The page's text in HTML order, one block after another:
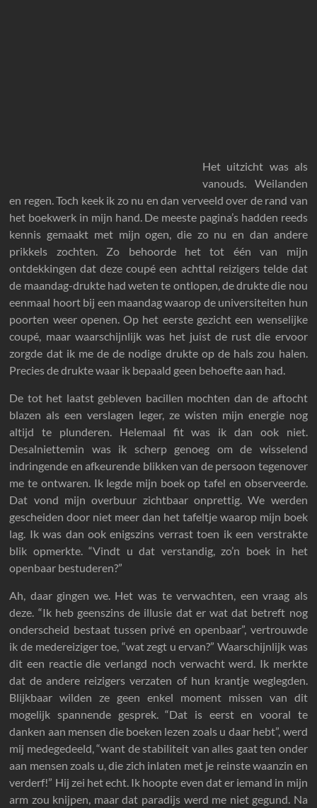
Het uitzicht was als
vanouds. Weilanden
en regen. Toch keek ik zo nu en dan verveeld over de rand van
het boekwerk in mijn hand. De meeste pagina’s hadden reeds
kennis gemaakt met mijn ogen, die zo nu en dan andere
prikkels zochten. Zo behoorde het tot één van mijn
ontdekkingen dat deze coupé een achttal reizigers telde dat
de maandag-drukte had weten te ontlopen, de drukte die nou
eenmaal hoort bij een maandag waarop de universiteiten hun
poorten weer openen. Op het eerste gezicht een wenselijke
coupé, maar waarschijnlijk was het juist de rust die ervoor
zorgde dat ik me de de nodige drukte op de hals zou halen.
Precies de drukte waar ik bepaald geen behoefte aan had.
De tot het laatst gebleven bacillen mochten dan de aftocht
blazen als een verslagen leger, ze wisten mijn energie nog
altijd te plunderen. Helemaal fit was ik dan ook niet.
Desalniettemin was ik scherp genoeg om de wisselend
indringende en afkeurende blikken van de persoon tegenover
me te ontwaren. Ik legde mijn boek op tafel en observeerde.
Dat vond mijn overbuur zichtbaar onprettig. We werden
gescheiden door niet meer dan het tafeltje waarop mijn boek
lag. Ik was dan ook enigszins verrast toen ik een verstrakte
blik opmerkte. “Vindt u dat verstandig, zo’n boek in het
openbaar bestuderen?”
Ah, daar gingen we. Het was te verwachten, een vraag als
deze. “Ik heb geenszins de illusie dat er wat dat betreft nog
onderscheid bestaat tussen privé en openbaar”, vertrouwde
ik de medereiziger toe, “wat zegt u ervan?” Waarschijnlijk was
dit een reactie die verlangd noch verwacht werd. Ik merkte
dat de andere reizigers verzaten of hun krantje weglegden.
Blijkbaar wilden ze geen enkel moment missen van dit
mogelijk spannende gesprek. “Dat is eerst en vooral te
danken aan mensen die boeken lezen zoals u daar hebt”, werd
mij medegedeeld, “want de stabiliteit van alles gaat ten onder
aan mensen zoals u, die zich inlaten met je reinste waanzin en
verderf!” Hij zei het echt. Ik hoopte even dat er iemand in mijn
arm zou knijpen, maar dat paradijs werd me niet gegund. Na